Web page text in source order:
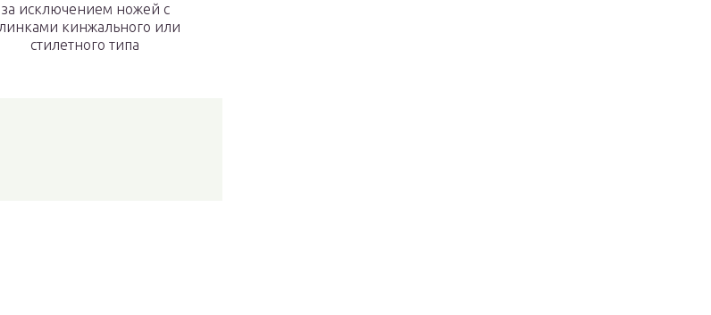
за исключением ножей с
кинжального или
стилетного типа